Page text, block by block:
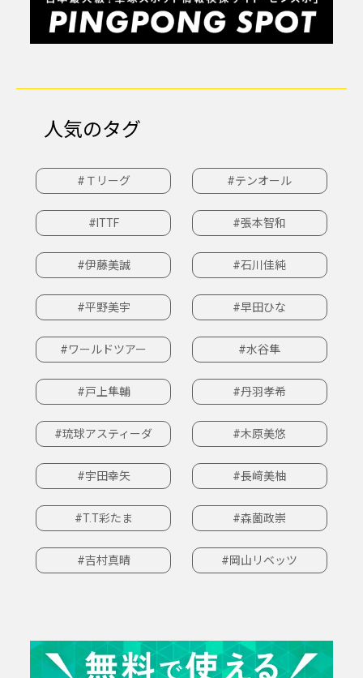
人気のタグ
#Ｔリーグ #テンオール
#ITTF #張本智和
#伊藤美誠 #石川佳純
#平野美宇 #早田ひな
#ワールドツアー #水谷隼
#戸上隼輔 #丹羽孝希
#琉球アスティーダ #木原美悠
#宇田幸矢 #長﨑美柚
#T.T彩たま #森薗政崇
#吉村真晴 #岡山リベッツ